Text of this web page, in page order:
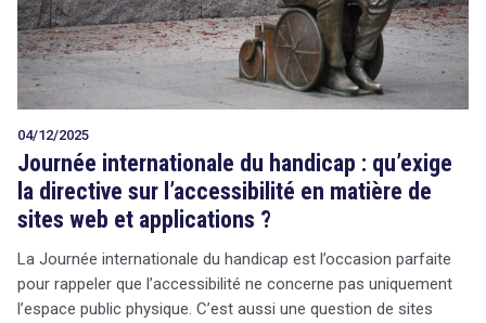
04/12/2025
Journée internationale du handicap : qu’exige
la directive sur l’accessibilité en matière de
sites web et applications ?
La Journée internationale du handicap est l’occasion parfaite
pour rappeler que l’accessibilité ne concerne pas uniquement
l’espace public physique. C’est aussi une question de sites